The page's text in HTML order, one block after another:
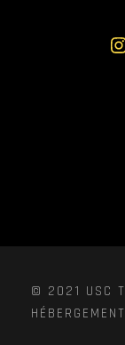
Instagram
© 2021 USC